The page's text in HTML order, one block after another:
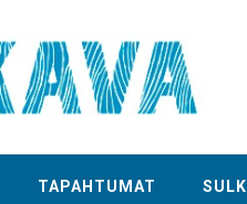
TAPAHTUMAT